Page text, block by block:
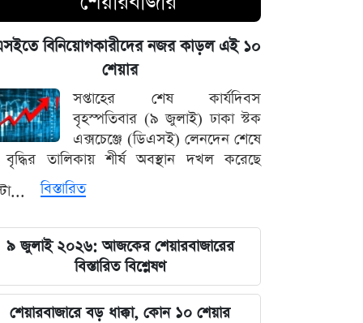
পদত্যাগের হুমকি দিলে সরাসরি গ্রহণের
হুঁশিয়ারি, পেজেশকিয়ান-খামেনি দ্বন্দ্বে উত্তপ্ত
ইরান
৫ আগস্ট ঘিরে সারা দেশে কঠোর নজরদারি,
মাঠে নামানো হয়েছে একাধিক গোয়েন্দা দল
বাদ পড়ছে ৭ মার্চের ভাষণ ও বঙ্গবন্ধুর
প্রতিকৃতি টাঙানোর বাধ্যবাধকতা
সৌদি আরবের সাথে কৌশলগত দীর্ঘমেয়াদি
সম্পর্ক চান প্রধানমন্ত্রী তারেক রহমান
মার্কিন অর্থনীতি ও ফেডের সিদ্ধান্তের
অপেক্ষায় আন্তর্জাতিক ধাতুর বাজার
বিনিয়োগকারীদের নজর কাড়ল এই ১০
শেয়ার
সপ্তাহের শেষ কার্যদিবস
বৃহস্পতিবার (৯ জুলাই) ঢাকা স্টক
এক্সচেঞ্জে (ডিএসই) লেনদেন শেষে
তালিকায় শীর্ষ অবস্থান দখল করেছে
বিস্তারিত
৯ জুলাই ২০২৬: আজকের শেয়ারবাজারের
বিস্তারিত বিশ্লেষণ
শেয়ারবাজারে বড় ধাক্কা, কোন ১০ শেয়ার